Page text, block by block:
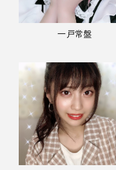
一戸常盤